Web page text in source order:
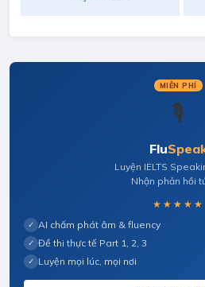
MIỄN PHÍ
🎙️
Flu
Luyện IELTS
Nhận phản hồi
★★★★★
✓ AI chấm phát âm & fluency
✓ Đề thi thực tế Part 1, 2, 3
✓ Luyện mọi lúc, mọi nơi